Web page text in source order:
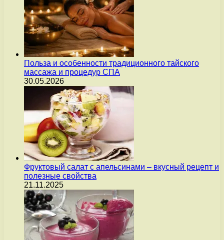
Польза и особенности традиционного тайского
массажа и процедур СПА
30.05.2026
Фруктовый салат с апельсинами – вкусный рецепт и
полезные свойства
21.11.2025